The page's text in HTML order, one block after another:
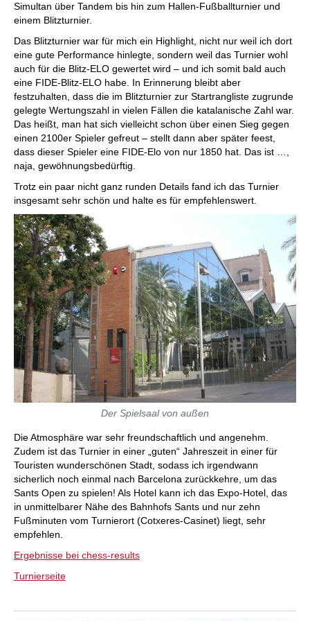
Simultan über Tandem bis hin zum Hallen-Fußballturnier und
einem Blitzturnier.
Das Blitzturnier war für mich ein Highlight, nicht nur weil ich dort
eine gute Performance hinlegte, sondern weil das Turnier wohl
auch für die Blitz-ELO gewertet wird – und ich somit bald auch
eine FIDE-Blitz-ELO habe. In Erinnerung bleibt aber
festzuhalten, dass die im Blitzturnier zur Startrangliste zugrunde
gelegte Wertungszahl in vielen Fällen die katalanische Zahl war.
Das heißt, man hat sich vielleicht schon über einen Sieg gegen
einen 2100er Spieler gefreut – stellt dann aber später feest,
dass dieser Spieler eine FIDE-Elo von nur 1850 hat. Das ist …,
naja, gewöhnungsbedürftig.
Trotz ein paar nicht ganz runden Details fand ich das Turnier
insgesamt sehr schön und halte es für empfehlenswert.
Der Spielsaal von außen
Die Atmosphäre war sehr freundschaftlich und angenehm.
Zudem ist das Turnier in einer „guten“ Jahreszeit in einer für
Touristen wunderschönen Stadt, sodass ich irgendwann
sicherlich noch einmal nach Barcelona zurückkehre, um das
Sants Open zu spielen! Als Hotel kann ich das Expo-Hotel, das
in unmittelbarer Nähe des Bahnhofs Sants und nur zehn
Fußminuten vom Turnierort (Cotxeres-Casinet) liegt, sehr
empfehlen.
Ergebnisse bei chess-results
Turnierseite